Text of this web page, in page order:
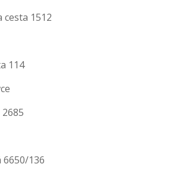
1512
114
136